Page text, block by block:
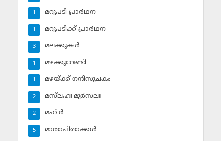
മറുപടി പ്രാര്‍ഥന
1
മറുപടിക്ക് പ്രാര്‍ഥന
1
മലക്കുകള്‍
3
മഴക്കുവേണ്ടി
1
മഴയ്ക്ക് നന്ദിസൂചകം
1
മസ്‌ലഹഃ മുര്‍സലഃ
2
മഹ് ര്‍
2
മാതാപിതാക്കള്‍
5